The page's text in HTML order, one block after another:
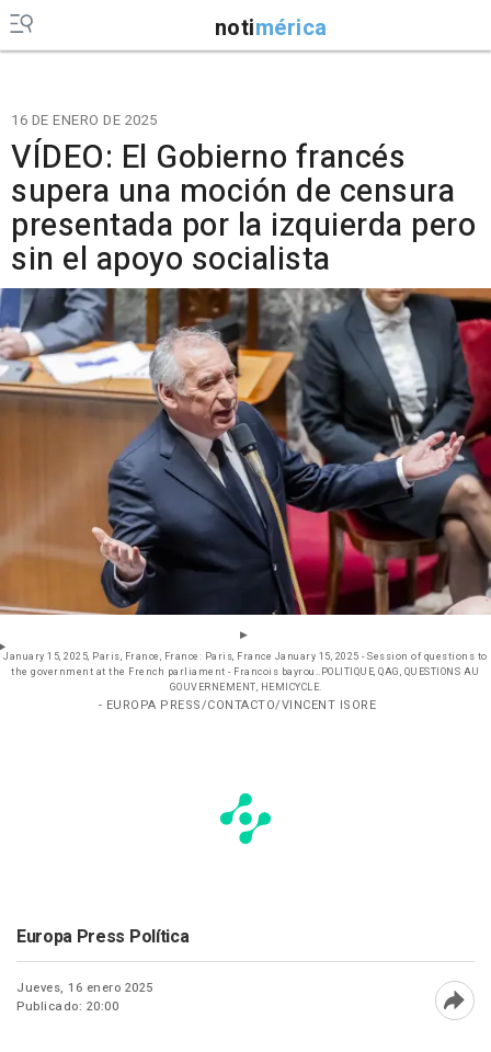
notimérica
16 DE ENERO DE 2025
VÍDEO: El Gobierno francés
supera una moción de censura
presentada por la izquierda pero
sin el apoyo socialista
January 15, 2025, Paris, France, France: Paris, France January 15, 2025 - Session of questions to
the government at the French parliament - Francois bayrou..POLITIQUE, QAG, QUESTIONS AU
GOUVERNEMENT, HEMICYCLE.
- EUROPA PRESS/CONTACTO/VINCENT ISORE
Europa Press Política
Jueves, 16 enero 2025
Publicado: 20:00